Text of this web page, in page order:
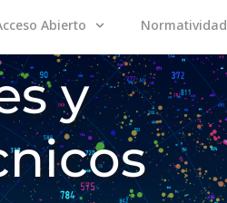
Abierto Normatividad
y